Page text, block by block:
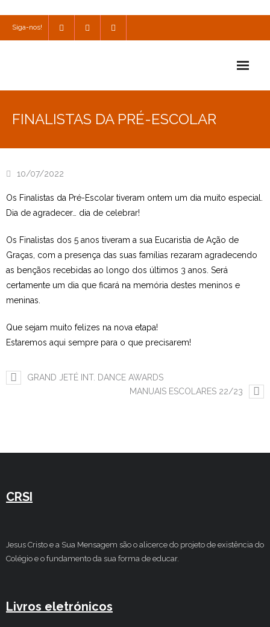
Siga-nos!
Consulta
SPO
Estudar no CRSI
FINALISTAS DA PRÉ-ESCOLAR
10/07/2022
Os Finalistas da Pré-Escolar tiveram ontem um dia muito especial.
Dia de agradecer… dia de celebrar!
Os Finalistas dos 5 anos tiveram a sua Eucaristia de Ação de
Graças, com a presença das suas famílias rezaram agradecendo
as bençãos recebidas ao longo dos últimos 3 anos. Será
certamente um dia que ficará na memória destes meninos e
meninas.
Que sejam muito felizes na nova etapa!
Estaremos aqui sempre para o que precisarem!
GRAND JETÉ INT. DANCE AWARDS
MANUAIS ESCOLARES 22/23
CRSI
Jesus Cristo e a Sua Mensagem são o alicerce do projeto de existência do
Colégio e o fundamento da sua forma de educar.
Livros eletrónicos